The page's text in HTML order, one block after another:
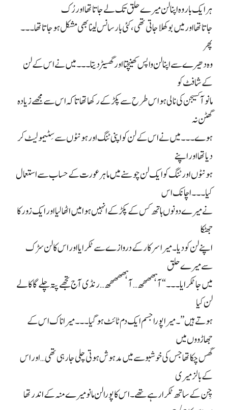
ہر ایک بار وہ اپنا لن میرے حلق تک لے جاتا تھا اور رُک
جاتا تھا اور میں بوکھلا جاتی تھی، کئی بار سانس لینا بھی مشکل ہو جاتا تھا۔۔۔
پھر
وہ دھیرے سے اپنا لن واپس کھینچتا اور گھسیڑ دیتا۔۔۔ میں نے اس کے لن
کے شافٹ کو
مانو آکسیجن کی نالی ہو اس طرح سے پکڑ کے رکھا تھا تاکہ اس سے مجھے زیادہ
گھٹن نہ
ہوے۔۔۔ میں نے اس کے لن کو اپنی ٹنگ اور ہونٹوں سے سِٹیمولیٹ کر
دیا تھا اور اپنے
ہونٹوں اور ٹنگ کو ایک لن چوسنے میں ماہر عورت کے حساب سے استعمال
کیا۔۔۔ اچانک اس
نے میرے دونوں ہاتھ کس کے پکڑ کے انہیں ہوا میں اٹھا لیا اور ایک زور کا
جھٹکا
اپنے لن کو دیا۔ میرا سر کار کے دروازے سے ٹکرایا اور اس کا لن سڑک
سے میرے حلق
میں جا ٹکرایا۔۔۔ “آہھھھھ…آہھھھھھ…رنڈی آج تجھے پتہ چلے گا کالے
لن کیا
ہوتے ہیں”۔ میرا پورا جسم ایک دم ٹائٹ ہو گیا۔۔۔ میرا ناک اس کے
جھاڑووں میں
گھس چکا تھا جس کی خوشبو سے میں مدہوش ہوتی چلی جا رہی تھی… اور اس
کے بالز میری
چِن کے ساتھ ٹکرا رہے تھے۔ اس کا پورا لن مانو میرے منہ کے اندر تھا